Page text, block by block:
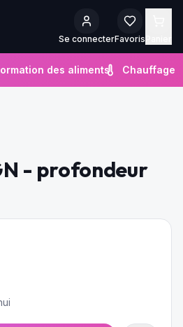
Se connecterFavoris
des aliments Chauffage
- profondeur